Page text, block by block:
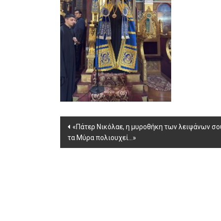
Post
navigation
«Πάτερ Νικόλαε, η μυροθήκη των λειψάνων
τα Μύρα πολιουχεί…»